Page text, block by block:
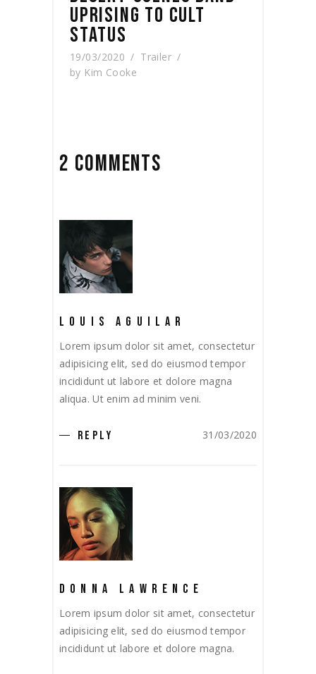
UPRISING TO CULT
STATUS
19/03/2020
Trailer
by Kim Cooke
2 COMMENTS
LOUIS AGUILAR
Lorem ipsum dolor sit amet, consectetur
adipisicing elit, sed do eiusmod tempor
incididunt ut labore et dolore magna
aliqua. Ut enim ad minim veni.
REPLY 31/03/2020
DONNA LAWRENCE
Lorem ipsum dolor sit amet, consectetur
adipisicing elit, sed do eiusmod tempor
incididunt ut labore et dolore magna.